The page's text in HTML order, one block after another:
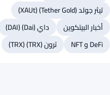
تيثر جولد (Tether Gold) (XAUt)
أخبار البيتكوين
داي (Dai) (DAI)
DeFi و NFT
ترون (TRX) (TRX)